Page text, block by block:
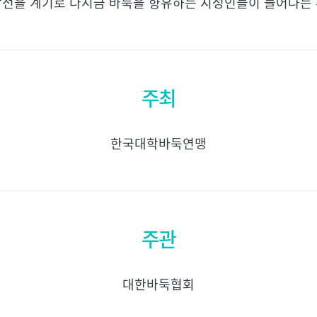
주최
한국대학바둑연맹
주관
대한바둑협회